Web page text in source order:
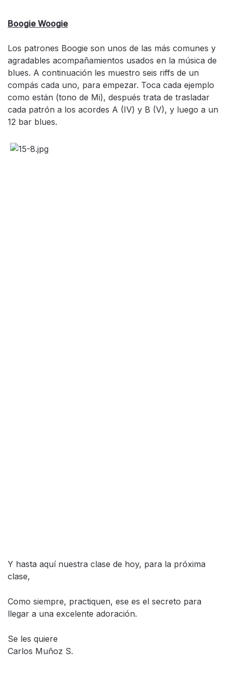
Boogie Woogie
Los patrones Boogie son unos de las más comunes y
agradables acompañamientos usados en la música de
blues. A continuación les muestro seis riffs de un
compás cada uno, para empezar. Toca cada ejemplo
como están (tono de Mi), después trata de trasladar
cada patrón a los acordes A (IV) y B (V), y luego a un
12 bar blues.
Y hasta aquí nuestra clase de hoy, para la próxima
clase,
Como siempre, practiquen, ese es el secreto para
llegar a una excelente adoración.
Se les quiere
Carlos Muñoz S.